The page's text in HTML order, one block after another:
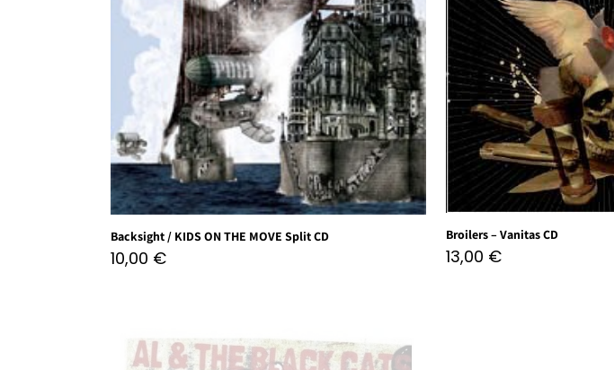
Backsight / KIDS ON THE MOVE Split CD
10,00 €
Broilers – Vanitas CD
13,00 €